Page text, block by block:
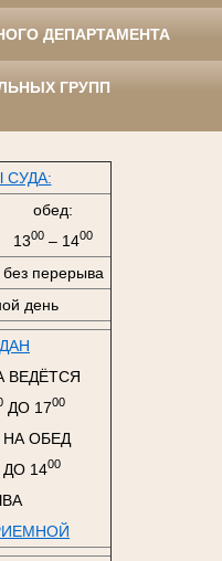
ДЕПАРТАМЕНТА
ГРУПП
обед:
1300 – 1400
без перерыва
день
ВЕДЁТСЯ
ДО 1700
ОБЕД
1400